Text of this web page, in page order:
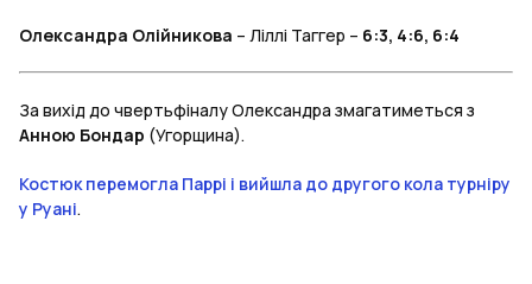
Олександра Олійникова – Ліллі Таггер – 6:3, 4:6, 6:4
За вихід до чвертьфіналу Олександра змагатиметься з
Анною Бондар (Угорщина).
Костюк перемогла Паррі і вийшла до другого кола турніру
у Руані.